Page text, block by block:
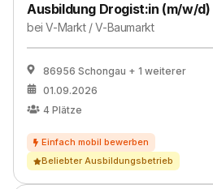
Ausbildung Drogist:in (m/w/d)
beiV-Markt / V-Baumarkt
86956 Schongau + 1 weiterer
01.09.2026
4 Plätze
Beliebter Ausbildungsbetrieb